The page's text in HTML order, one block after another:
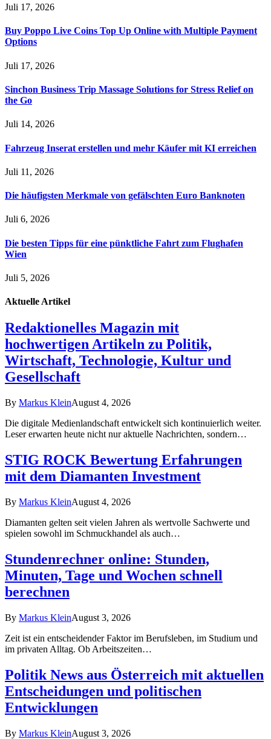
Juli 17, 2026
Buy Poppo Live Coins Top Up Online with Multiple Payment
Options
Juli 17, 2026
Sinchon Business Trip Massage Solutions for Stress Relief on
the Go
Juli 14, 2026
Fahrzeug Inserat erstellen und mehr Käufer mit KI erreichen
Juli 11, 2026
Die häufigsten Merkmale von gefälschten Euro Banknoten
Juli 6, 2026
Die besten Tipps für eine pünktliche Fahrt zum Flughafen
Wien
Juli 5, 2026
Aktuelle Artikel
Redaktionelles Magazin mit
hochwertigen Artikeln zu Politik,
Wirtschaft, Technologie, Kultur und
Gesellschaft
By Markus KleinAugust 4, 2026
Die digitale Medienlandschaft entwickelt sich kontinuierlich weiter.
Leser erwarten heute nicht nur aktuelle Nachrichten, sondern…
STIG ROCK Bewertung Erfahrungen
mit dem Diamanten Investment
By Markus KleinAugust 4, 2026
Diamanten gelten seit vielen Jahren als wertvolle Sachwerte und
spielen sowohl im Schmuckhandel als auch…
Stundenrechner online: Stunden,
Minuten, Tage und Wochen schnell
berechnen
By Markus KleinAugust 3, 2026
Zeit ist ein entscheidender Faktor im Berufsleben, im Studium und
im privaten Alltag. Ob Arbeitszeiten…
Politik News aus Österreich mit aktuellen
Entscheidungen und politischen
Entwicklungen
By Markus KleinAugust 3, 2026